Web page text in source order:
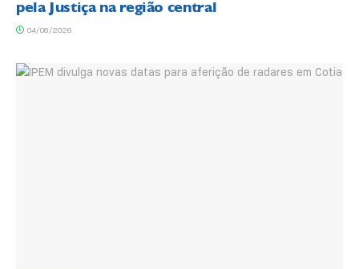
pela Justiça na região central
04/08/2026